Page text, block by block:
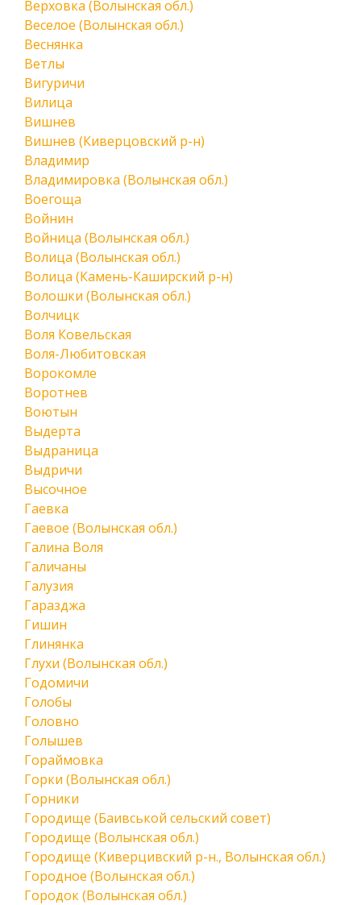
Верховка (Волынская обл.)
Веселое (Волынская обл.)
Веснянка
Ветлы
Вигуричи
Вилица
Вишнев
Вишнев (Киверцовский р-н)
Владимир
Владимировка (Волынская обл.)
Воегоща
Войнин
Войница (Волынская обл.)
Волица (Волынская обл.)
Волица (Камень-Каширский р-н)
Волошки (Волынская обл.)
Волчицк
Воля Ковельская
Воля-Любитовская
Ворокомле
Воротнев
Воютын
Выдерта
Выдраница
Выдричи
Высочное
Гаевка
Гаевое (Волынская обл.)
Галина Воля
Галичаны
Галузия
Гаразджа
Гишин
Глинянка
Глухи (Волынская обл.)
Годомичи
Голобы
Головно
Голышев
Гораймовка
Горки (Волынская обл.)
Горники
Городище (Баивськой сельский совет)
Городище (Волынская обл.)
Городище (Киверцивский р-н., Волынская обл.)
Городное (Волынская обл.)
Городок (Волынская обл.)